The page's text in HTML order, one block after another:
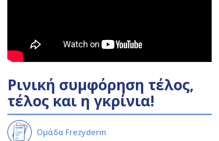
Ρινική συμφόρηση τέλος,
τέλος και η γκρίνια!
Ομάδα Frezyderm